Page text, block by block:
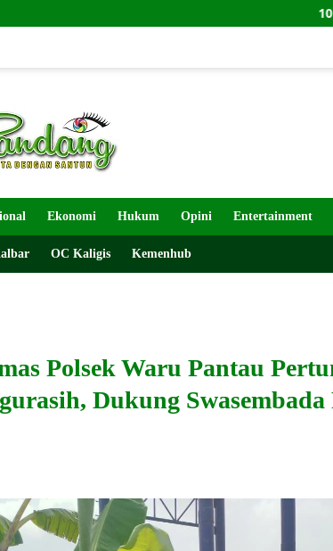
10 Kartu Legacy 100
Ekonomi Hukum Opini Entertainment
OC Kaligis Kemenhub
Polsek Waru Pantau
Dukung Swasembada